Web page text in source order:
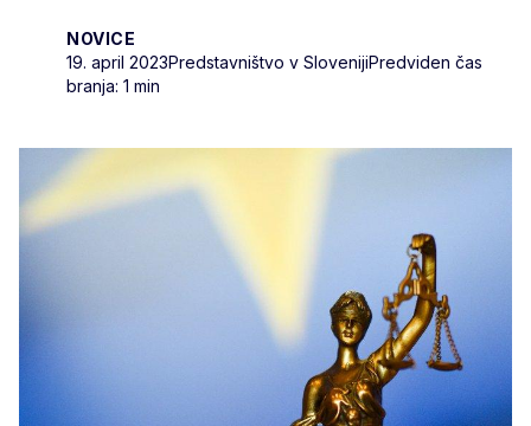
NOVICE
19. april 2023Predstavništvo v SlovenijiPredviden čas
branja: 1 min